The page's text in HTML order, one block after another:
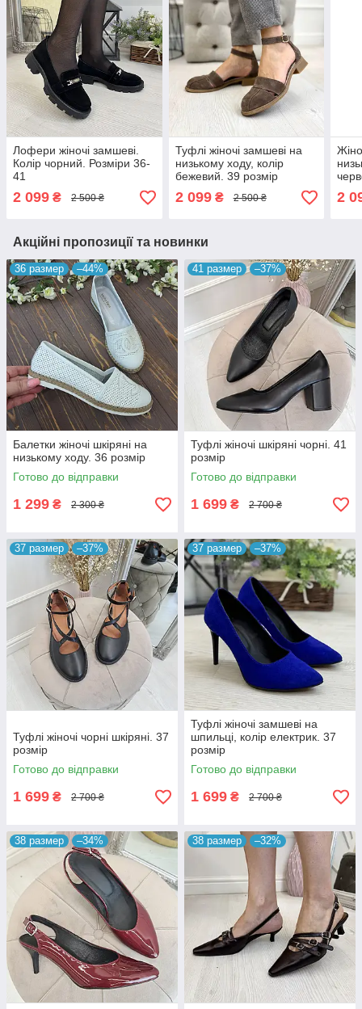
Лофери жіночі замшеві.
Колір чорний. Розміри 36-
41
2 099 ₴ 2 500 ₴
Туфлі жіночі замшеві на
низькому ходу, колір
бежевий. 39 розмір
2 099₴ 2 500 ₴ 2
Акційні пропозиції та новинки
36 размер –44%
Балетки жіночі шкіряні на
низькому ходу. 36 розмір
Готово до відправки
1 299 ₴ 2 300 ₴
41 размер –37%
Туфлі жіночі шкіряні чорні. 41
розмір
Готово до відправки
1 699 ₴ 2 700 ₴
37 размер –37%
Туфлі жіночі чорні шкіряні. 37
розмір
Готово до відправки
1 699 ₴ 2 700 ₴
37 размер –37%
Туфлі жіночі замшеві на
шпильці, колір електрик. 37
розмір
Готово до відправки
1 699 ₴ 2 700 ₴
38 размер –34% 38 размер –32%